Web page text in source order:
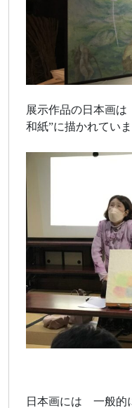
展示作品の日本画
和紙”に描かれてい
日本画には 一般的